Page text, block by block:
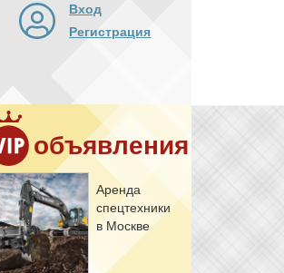
Вход
Регистрация
объявления
Арен­да
спец­тех­ни­ки
в Москве